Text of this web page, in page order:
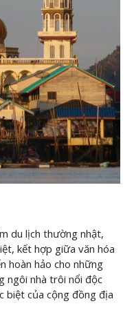
du lịch thường nhật,
kết hợp giữa văn hóa
hoàn hảo cho những
ngôi nhà trôi nổi độc
biệt của cộng đồng địa